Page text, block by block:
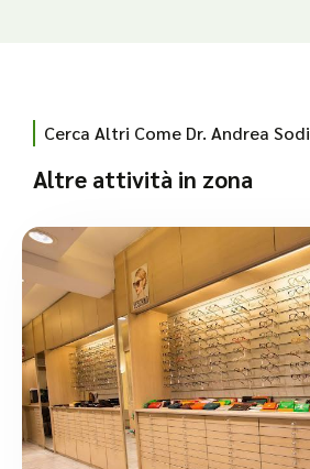
Cerca Altri Come Dr. Andrea Sodi
Altre attività in zona